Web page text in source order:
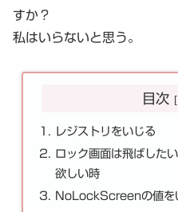
すか？
私はいらないと思う。
目次
レジストリをいじる
ロック画面は飛ばした
欲しい時
NoLockScreenの値を